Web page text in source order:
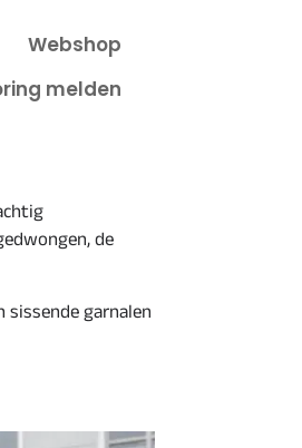
Webshop
melden
de
sissende garnalen